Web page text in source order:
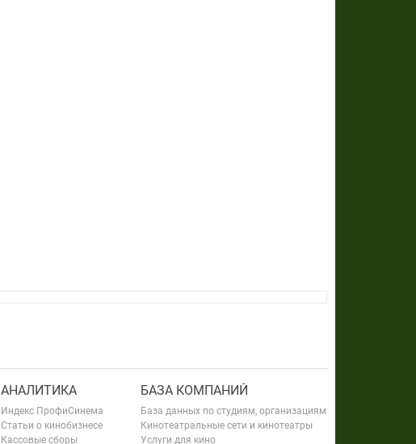
АНАЛИТИКА
Индекс ПрофиСинема
Статьи о кинобизнесе
Кассовые сборы
БАЗА КОМПАНИЙ
База данных по студиям, организациям
Кинотеатральные сети и кинотеатры
Услуги для кино